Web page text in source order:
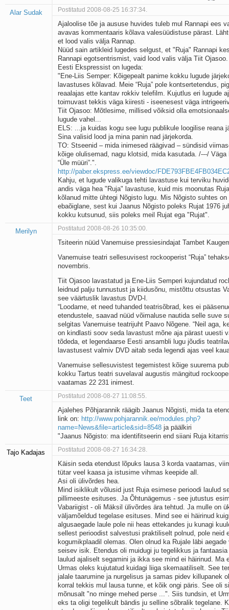
Alar Sudak Postitatud 2008-08-25 16:37:34.
Ajaloolise tõe ja aususe huvides tuleb mul Rannapi ees
avavas kommentaaris kõlava valesüüdistuse pärast.
et lood valis välja Rannap.
Nüüd sain artikleid lugedes selgust, et "Ruja" Rannapi
Rannapi egotsentrismist, vaid lood valis välja Tiit Ojasoo.
Eesti Ekspressist on lugeda:
"Ene-Liis Semper: Kõigepealt panime kokku lugude
lavastuses kõlavad. Meie “Ruja” pole kontsertetendus,
reaalajas ette kantav rokkiv telefilm. Kujutlus eri lugude
toimuvast tekkis väga kiiresti - iseenesest väga
Tiit Ojasoo: Mõtlesime, millised võiksid olla
lugude vahel...
ELS: ...ja kuidas kogu see lugu publikule loogilise reana
Sina valisid lood ja mina panin nad järjekorda.
TO: Stseenid – mida inimesed räägivad – sündisid
kõige olulisemad, nagu klotsid, mida kasutada. /---/
“Üle müüri”.".
http://paber.ekspress.ee/viewdoc/
Kahju, et lugude valikuga tehti lavastuse kui terviku
andis väga hea "Ruja" lavastuse, kuid mis moonutas
kõlanud mitte ühtegi Nõgisto lugu. Mis Nõgisto suhtes
ebaõiglane, sest kui Jaanus Nõgisto poleks Rujat 1976
kokku kutsunud, siis poleks meil Rujat ega "Rujat".
Merilyn Postitatud 2008-08-26 10:35:00.
Tsiteerin nüüd Vanemuise pressiesindajat Tambet
Vanemuise teatri sellesuvisest rockooperist “Ruja”
novembris.
Tiit Ojasoo lavastatud ja Ene-Liis Semperi kujundatud
leidnud palju tunnustust ja kiidusõnu, mistõttu otsustas
see väärtuslik lavastus DVD-l.
“Loodame, et need tuhanded teatrisõbrad, kes ei
etendustele, saavad nüüd võimaluse nautida selle suve
selgitas Vanemuise teatrijuht Paavo Nõgene. “Neil aga,
on kindlasti soov seda lavastust mõne aja pärast uuesti
tõdeda, et legendaarse Eesti ansambli lugu jõudis
lavastusest valmiv DVD aitab seda legendi ajas veel
Vanemuise sellesuvistest tegemistest kõige suurema
kokku Tartus teatri suvelaval augustis mängitud
vaatamas 22 231 inimest.
Teet Postitatud 2008-08-27 11:08:55.
Ajalehes Põhjarannik räägib Jaanus Nõgisti, mida ta
link on: http://www.pohjarannik.ee/modules.php?
name=News&file=article&sid=8548 ja päälkiri
"Jaanus Nõgisto: ma identifitseerin end siiani Ruja
Tajo Kadajas Postitatud 2008-08-27 16:34:28.
Käisin seda etendust lõpuks lausa 3 korda vaatamas,
tütar veel kaasa ja istusime vihmas keepide all.
Asi oli ülivõrdes hea.
Mind isiklikult võlusid just Ruja esimese perioodi laulud
pillimeeste esituses. Ja Õhtunägemus - see jutustus
Vabariigist - oli Mäksil ülivõrdes ära tehtud. Ja mulle on
väljamõeldud tegelase esituses. Mind see ei häirinud
algusaegade laule pole nii heas ettekandes ju kunagi
sellest perioodist salvestusi praktiliselt polnud, pole neid
kogumikplaadil olemas. Olen olnud ka Rujale läbi aegade
seisev isik. Etendus oli muidugi ju tegelikkus ja
laulud ajaliselt segamini ja ikka see mind ei häirinud. Ma
Urmas oleks kujutatud kuidagi liiga skemaatiliselt. See
jalale taarumine ja nurgelisus ja samas pidev killupanek
korral tekkis mul lausa tunne, et kõik ongi päris. See oli
mõnusalt "no minge mehed perse ...". Siis tundsin, et
eks ta oligi tegelikult bändis ju selline sõbralik tegelane.